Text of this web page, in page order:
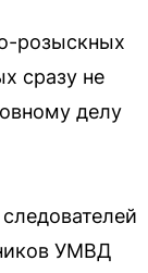
розыскных
сразу не
делу
УМВД